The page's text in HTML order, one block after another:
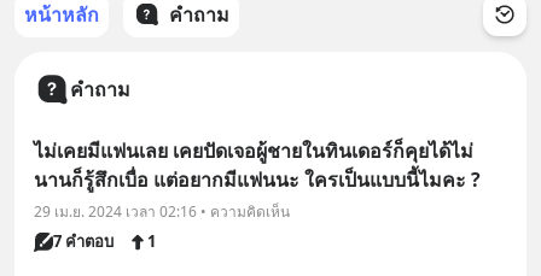
หน้าหลัก คำถาม
คำถาม
ไม่เคยมีแฟนเลย เคยปัดเจอผู้ชายในทินเดอร์ก็คุยได้ไม่
นานก็รู้สึกเบื่อ แต่อยากมีแฟนนะ ใครเป็นแบบนี้ไมคะ ?
29 เม.ย. 2024 เวลา 02:16 • ความคิดเห็น
7 คำตอบ 1